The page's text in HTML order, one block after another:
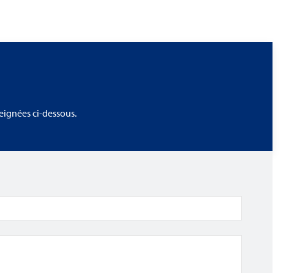
ci-dessous.